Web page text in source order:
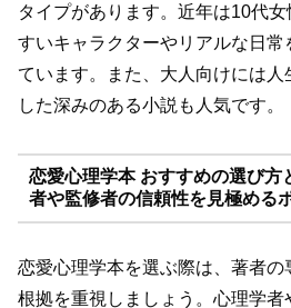
タイプがあります。近年は10代
すいキャラクターやリアルな日
ています。また、大人向けには人
した深みのある小説も人気です。
恋愛心理学本 おすすめの選び方
者や監修者の信頼性を見極める
恋愛心理学本を選ぶ際は、著者
根拠を重視しましょう。心理学者